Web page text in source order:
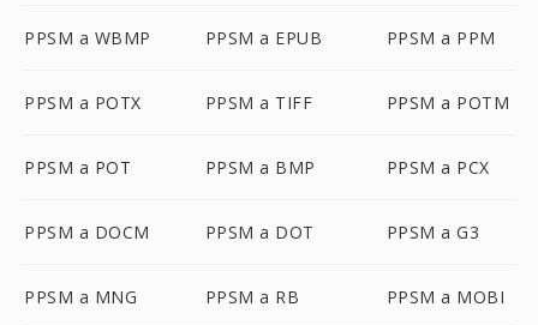
PPSM a WBMP PPSM a EPUB PPSM a PPM
PPSM a POTX PPSM a TIFF PPSM a POTM
PPSM a POT PPSM a BMP PPSM a PCX
PPSM a DOCM PPSM a DOT PPSM a G3
PPSM a MNG PPSM a RB PPSM a MOBI